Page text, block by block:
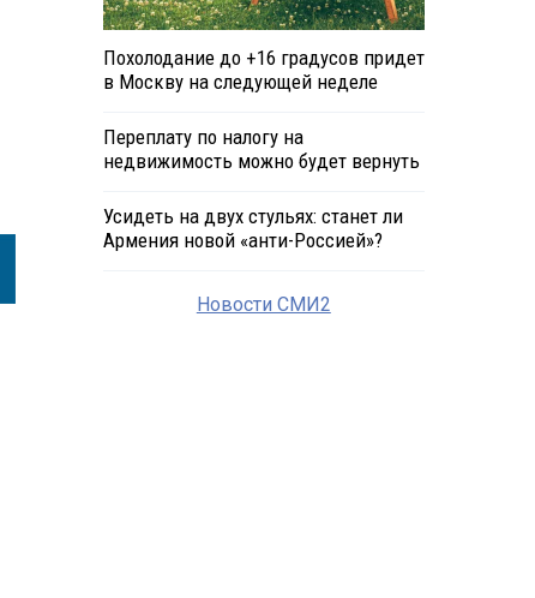
Похолодание до +16 градусов придет
в Москву на следующей неделе
Переплату по налогу на
недвижимость можно будет вернуть
Усидеть на двух стульях: станет ли
Армения новой «анти-Россией»?
Новости СМИ2